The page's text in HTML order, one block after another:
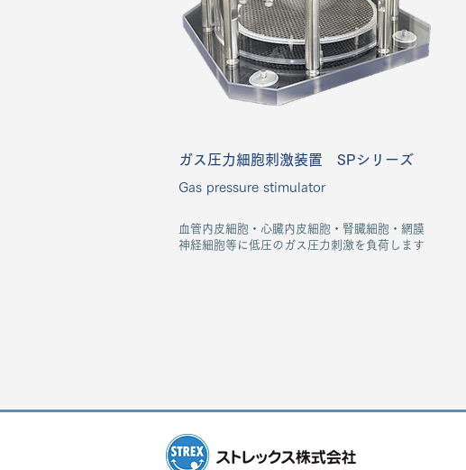
ガス圧力細胞刺激装置 SPシリーズ
Gas pressure stimulator
血管内皮細胞・心臓内皮細胞・腎臓細胞・網膜
神経細胞等に低圧のガス圧力刺激を負荷します